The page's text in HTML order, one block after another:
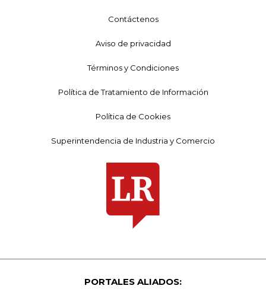
Contáctenos
Aviso de privacidad
Términos y Condiciones
Política de Tratamiento de Información
Política de Cookies
Superintendencia de Industria y Comercio
PORTALES ALIADOS: